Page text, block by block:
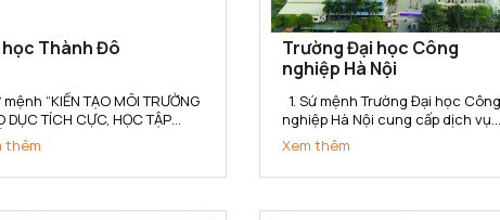
Thành Đô
mệnh “KIẾN TẠO MÔI TRƯỜNG
DỤC TÍCH CỰC, HỌC TẬP
LƯỢNG, NGHIÊN CỨU HIỆU
PHÁT TRIỂN BỀN VỮNG”
Đại học Thành Đô kiến
– Hành – Nghề - Nghiệp,
thêm
Trường Đại học Công
nghiệp Hà Nội
nghiệp Hà Nội cung cấp dịch vụ
giáo dục, đào tạo, nghiên cứu
khoa học, tư vấn, ứng dụng và
chuyển giao công nghệ đáp ứng
đại hóa đất nước và hội nhập
Xem thêm